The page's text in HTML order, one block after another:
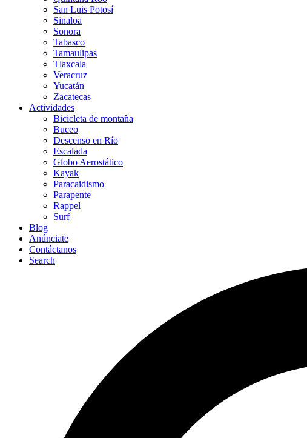
San Luis Potosí
Sinaloa
Sonora
Tabasco
Tamaulipas
Tlaxcala
Veracruz
Yucatán
Zacatecas
Actividades
Bicicleta de montaña
Buceo
Descenso en Río
Escalada
Globo Aerostático
Kayak
Paracaidismo
Parapente
Rappel
Surf
Blog
Anúnciate
Contáctanos
Search